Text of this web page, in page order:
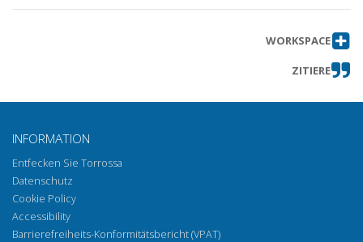
WORKSPACE
ZITIERE
INFORMATION
Entfecken Sie Torrossa
Datenschutz
Cookie Policy
Accessibility
Barrierefreiheits-Konformitätsbericht (VPAT)